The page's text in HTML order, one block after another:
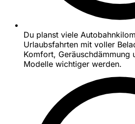
Du planst viele
Urlaubsfahrten mit voller
Komfort, Geräuschdämmung
Modelle wichtiger werden.